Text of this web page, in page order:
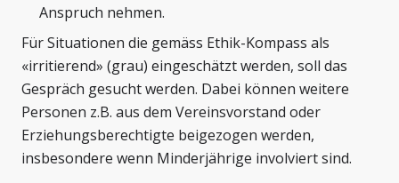
Anspruch nehmen.
Für Situationen die gemäss Ethik-Kompass als
«irritierend» (grau) eingeschätzt werden, soll das
Gespräch gesucht werden. Dabei können weitere
Personen z.B. aus dem Vereinsvorstand oder
Erziehungsberechtigte beigezogen werden,
insbesondere wenn Minderjährige involviert sind.